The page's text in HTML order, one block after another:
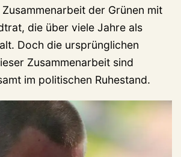
der Grünen mit
die über viele Jahre als
Doch die ursprünglichen
Zusammenarbeit sind
im politischen Ruhestand.